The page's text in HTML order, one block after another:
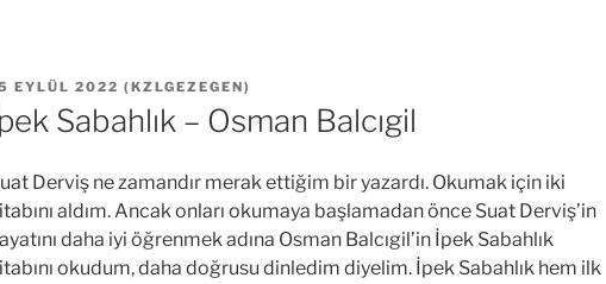
EYLÜL 2022 ( KZLGEZEGEN)
Sabahlık – Osman Balcıgil
Derviş ne zamandır merak ettiğim bir yazardı. Okumak için iki
aldım. Ancak onları okumaya başlamadan önce Suat Derviş’in
daha iyi öğrenmek adına Osman Balcıgil’in İpek Sabahlık
okudum, daha doğrusu dinledim diyelim. İpek Sabahlık hem ilk